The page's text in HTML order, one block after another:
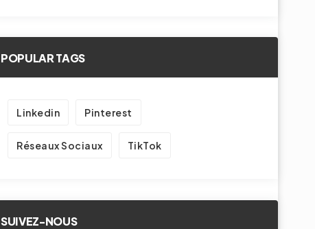
POPULAR TAGS
Linkedin Pinterest
Réseaux Sociaux TikTok
SUIVEZ-NOUS